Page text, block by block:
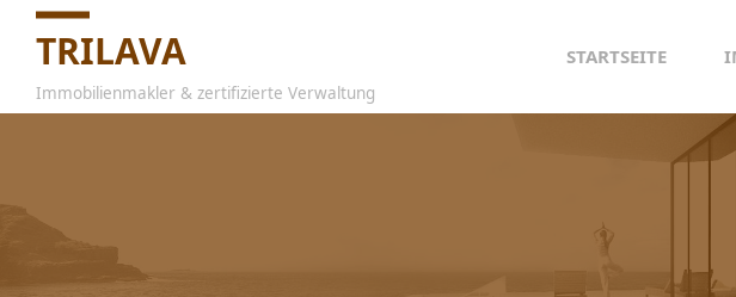
TRILAVA
Immobilienmakler & zertifizierte Verwaltung
STARTSEITE